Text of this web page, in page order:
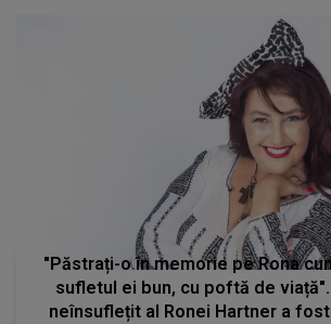
"Păstrați-o în memorie pe Rona
sufletul ei bun, cu poftă de viață".
neînsuflețit al Ronei Hartner a